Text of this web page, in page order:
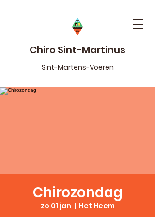
Chiro Sint-Martinus
Sint-Martens-Voeren
Chirozondag
zo 01 jan
  |
Het Heem